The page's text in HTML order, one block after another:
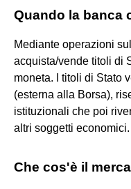
Quando la banca
Mediante operazioni
acquista/vende titoli di
moneta. I titoli di Stato
(esterna alla Borsa),
istituzionali che poi
altri soggetti economici.
Che cos'è il